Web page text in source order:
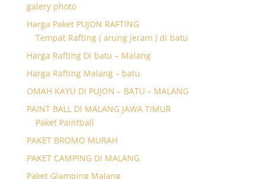
galery photo
Harga Paket PUJON RAFTING
Tempat Rafting ( arung jeram ) di batu
Harga Rafting Di batu – Malang
Harga Rafting Malang – batu
OMAH KAYU DI PUJON – BATU – MALANG
PAINT BALL DI MALANG JAWA TIMUR
Paket Paintball
PAKET BROMO MURAH
PAKET CAMPING DI MALANG
Paket Glamping Malang